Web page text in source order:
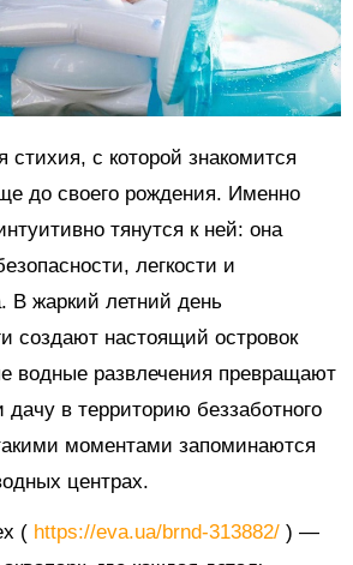
с которой знакомится
до своего рождения. Именно
тянутся к ней: она
легкости и
В жаркий летний день
создают настоящий островок
водные развлечения превращают
в территорию беззаботного
моментами запоминаются
центрах.
( https://eva.ua/brnd-313882/ ) —